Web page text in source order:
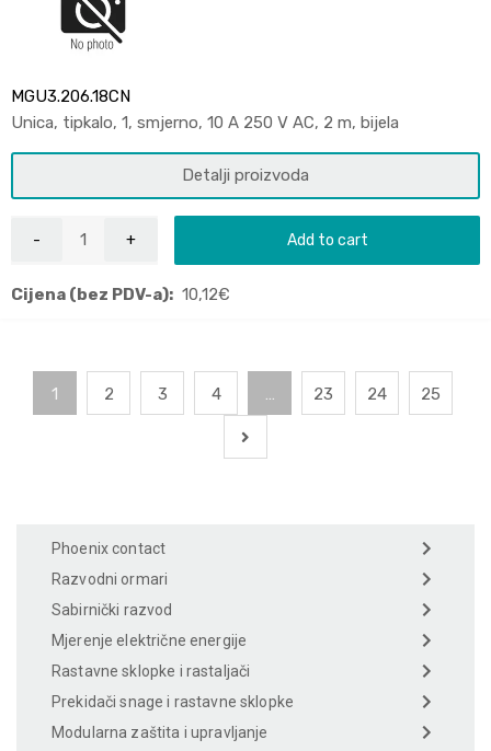
MGU3.206.18CN
Unica, tipkalo, 1, smjerno, 10 A 250 V AC, 2 m, bijela
Detalji proizvoda
Add to cart
Cijena (bez PDV-a): 10,12€
1 2 3 4 … 23 24 25
Phoenix contact
Razvodni ormari
Sabirnički razvod
Mjerenje električne energije
Rastavne sklopke i rastaljači
Prekidači snage i rastavne sklopke
Modularna zaštita i upravljanje